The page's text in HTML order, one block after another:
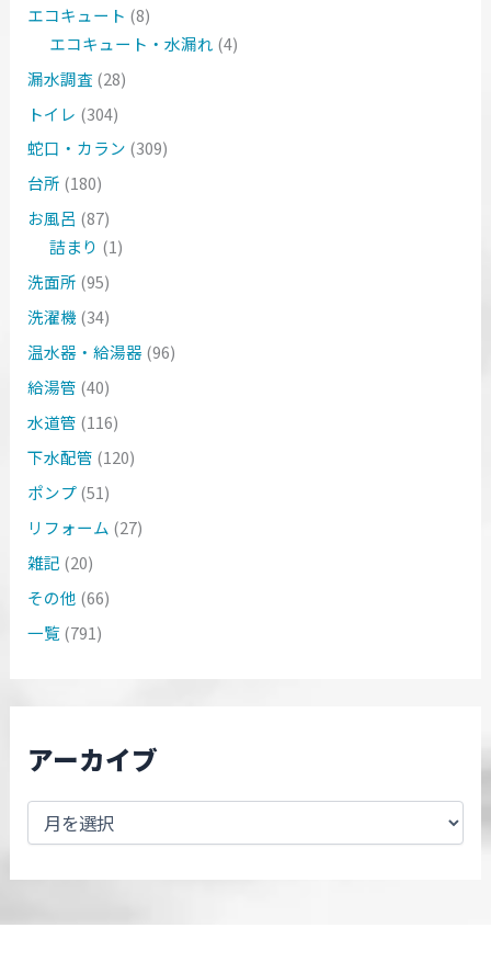
エコキュート (8)
エコキュート・水漏れ (4)
漏水調査 (28)
トイレ (304)
蛇口・カラン (309)
台所 (180)
お風呂 (87)
詰まり (1)
洗面所 (95)
洗濯機 (34)
温水器・給湯器(96)
給湯管 (40)
水道管 (116)
下水配管 (120)
ポンプ(51)
リフォーム (27)
雑記 (20)
その他 (66)
一覧(791)
アーカイブ